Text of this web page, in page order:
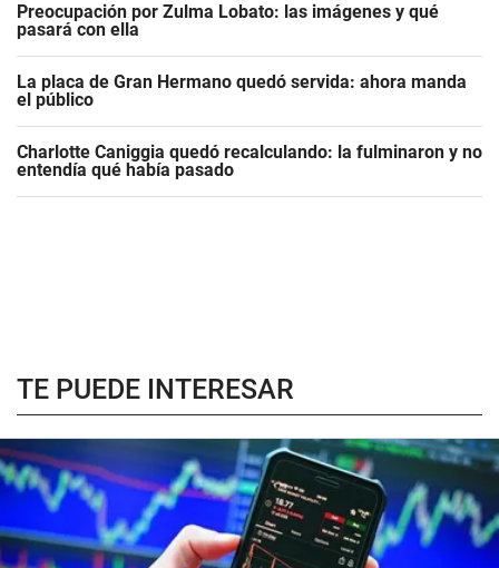
Preocupación por Zulma Lobato: las imágenes y qué
pasará con ella
La placa de Gran Hermano quedó servida: ahora manda
el público
Charlotte Caniggia quedó recalculando: la fulminaron y no
entendía qué había pasado
TE PUEDE INTERESAR